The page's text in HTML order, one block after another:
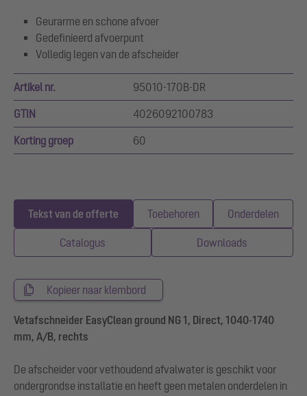
Geurarme en schone afvoer
Gedefinieerd afvoerpunt
Volledig legen van de afscheider
Artikel nr. 95010-170B-DR
GTIN 4026092100783
Korting groep 60
Tekst van de offerte Toebehoren Onderdelen
Catalogus Downloads
Kopieer naar klembord
Vetafschneider EasyClean ground NG 1, Direct, 1040-1740
mm, A/B, rechts
De afscheider voor vethoudend afvalwater is geschikt voor
ondergrondse installatie en heeft geen metalen onderdelen in